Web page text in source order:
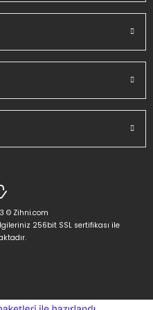
© Zihni.com
256bit SSL sertifikası ile